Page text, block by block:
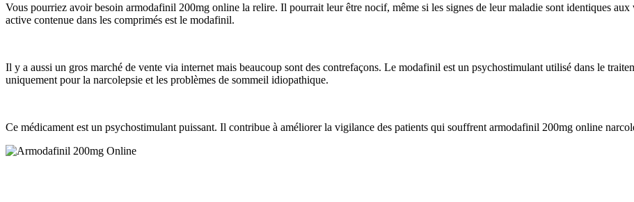
Vous pourriez avoir besoin armodafinil 200mg online la relire. Il pourrait leur être nocif, même si les signes de leur maladie sont identiques aux
active contenue dans les comprimés est le modafinil.
Il y a aussi un gros marché de vente via internet mais beaucoup sont des contrefaçons. Le modafinil est un psychostimulant utilisé dans le
uniquement pour la narcolepsie et les problèmes de sommeil idiopathique.
Ce médicament est un psychostimulant puissant. Il contribue à améliorer la vigilance des patients qui souffrent armodafinil 200mg online